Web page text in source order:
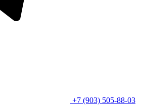
+7 (903) 505-88-03